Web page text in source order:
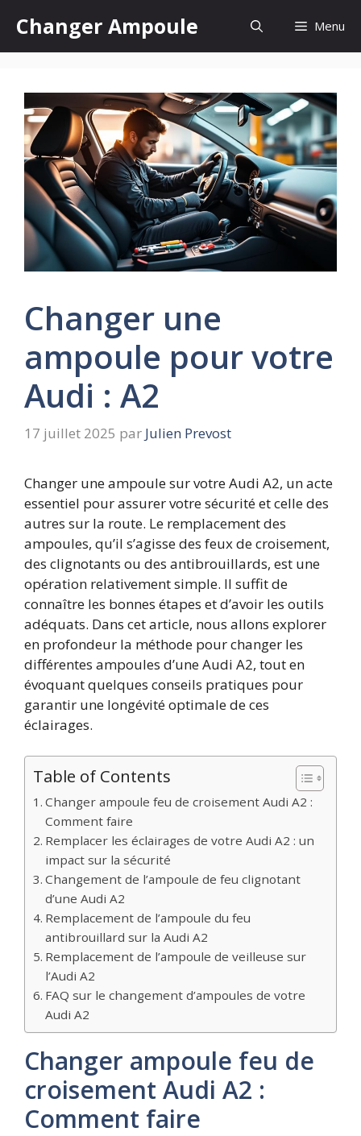
contenu
Changer Ampoule Menu
Changer une
ampoule pour votre
Audi : A2
17 juillet 2025 par Julien Prevost
Changer une ampoule sur votre Audi A2, un acte
essentiel pour assurer votre sécurité et celle des
autres sur la route. Le remplacement des
ampoules, qu’il s’agisse des feux de croisement,
des clignotants ou des antibrouillards, est une
opération relativement simple. Il suffit de
connaître les bonnes étapes et d’avoir les outils
adéquats. Dans cet article, nous allons explorer
en profondeur la méthode pour changer les
différentes ampoules d’une Audi A2, tout en
évoquant quelques conseils pratiques pour
garantir une longévité optimale de ces
éclairages.
Table of Contents
Changer ampoule feu de croisement Audi A2 :
Comment faire
Remplacer les éclairages de votre Audi A2 : un
impact sur la sécurité
Changement de l’ampoule de feu clignotant
d’une Audi A2
Remplacement de l’ampoule du feu
antibrouillard sur la Audi A2
Remplacement de l’ampoule de veilleuse sur
l’Audi A2
FAQ sur le changement d’ampoules de votre
Audi A2
Changer ampoule feu de
croisement Audi A2 :
Comment faire